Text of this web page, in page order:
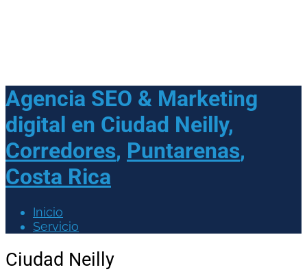
Agencia SEO & Marketing
digital en Ciudad Neilly,
Corredores, Puntarenas,
Costa Rica
Inicio
Servicio
Ciudad Neilly